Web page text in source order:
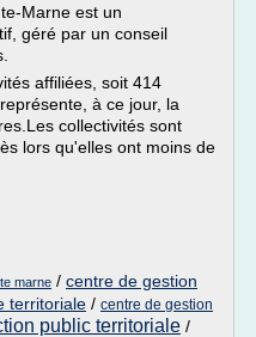
Marne est un
géré par un conseil
affiliées, soit 414
à ce jour, la
collectivités sont
lors qu'elles ont moins de
marne / centre de gestion
territoriale / centre de gestion
public territoriale /